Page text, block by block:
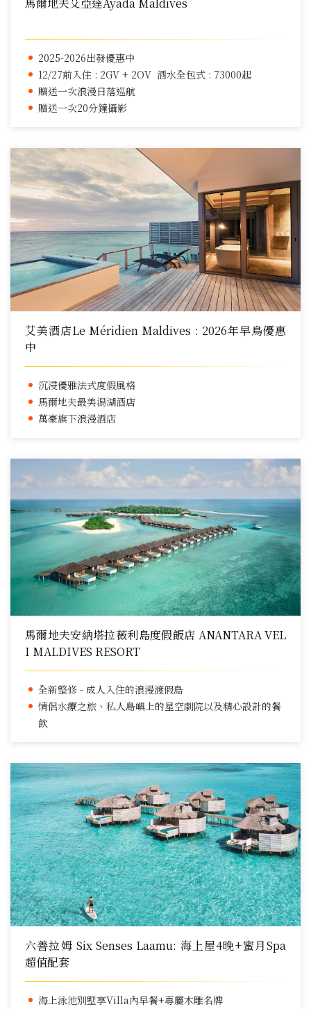
2025-2026出發優惠中
12/27前入住 : 2GV + 2OV 酒水全包式 : 73000起
贈送一次浪漫日落巡航
贈送一次20分鐘攝影
艾美酒店Le Méridien Maldives : 2026年早鳥優惠
中
沉浸優雅法式度假風格
馬爾地夫最美潟湖酒店
萬豪旗下浪漫酒店
馬爾地夫安納塔拉薇利島度假飯店 ANANTARA VEL
I MALDIVES RESORT
全新整修 - 成人入住的浪漫渡假島
情侶水療之旅、私人島嶼上的星空劇院以及精心設計的餐
飲
六善拉姆 Six Senses Laamu: 海上屋4晚+蜜月Spa
超值配套
海上泳池別墅享Villa內早餐+專屬木雕名牌